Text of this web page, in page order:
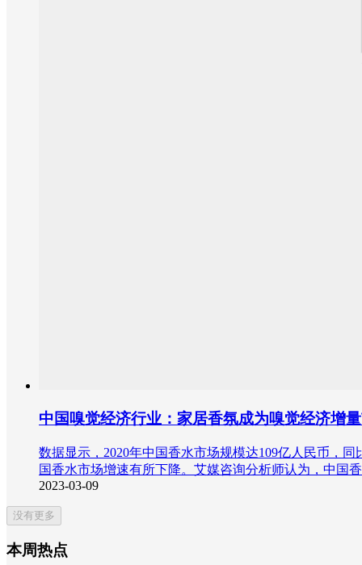
中国嗅觉经济行业：家居香氛成为嗅觉经济增
数据显示，2020年中国香水市场规模达109亿人民币，
国香水市场增速有所下降。艾媒咨询分析师认为，中国
2023-03-09
没有更多
本周热点